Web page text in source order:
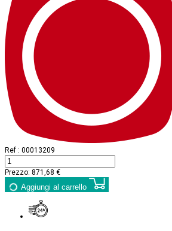
Ref : 00013209
Prezzo: 871,68 €
Aggiungi al carrello